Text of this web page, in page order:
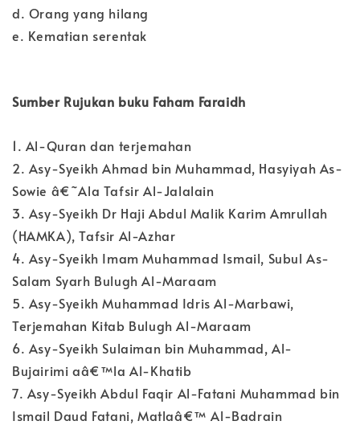
d. Orang yang hilang
e. Kematian serentak
Sumber Rujukan buku Faham Faraidh
1. Al-Quran dan terjemahan
2. Asy-Syeikh Ahmad bin Muhammad, Hasyiyah As-
Sowie â€˜Ala Tafsir Al-Jalalain
3. Asy-Syeikh Dr Haji Abdul Malik Karim Amrullah
(HAMKA), Tafsir Al-Azhar
4. Asy-Syeikh Imam Muhammad Ismail, Subul As-
Salam Syarh Bulugh Al-Maraam
5. Asy-Syeikh Muhammad Idris Al-Marbawi,
Terjemahan Kitab Bulugh Al-Maraam
6. Asy-Syeikh Sulaiman bin Muhammad, Al-
Bujairimi aâ€™la Al-Khatib
7. Asy-Syeikh Abdul Faqir Al-Fatani Muhammad bin
Ismail Daud Fatani, Matlaâ€™ Al-Badrain